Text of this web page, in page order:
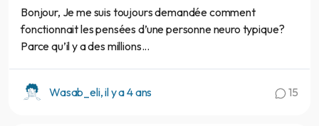
Bonjour, Je me suis toujours demandée comment
fonctionnait les pensées d’une personne neuro typique?
Parce qu’il y a des millions...
Wasab_eli, il y a 4 ans 15